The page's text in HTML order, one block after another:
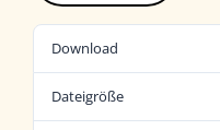
Download
Dateigröße